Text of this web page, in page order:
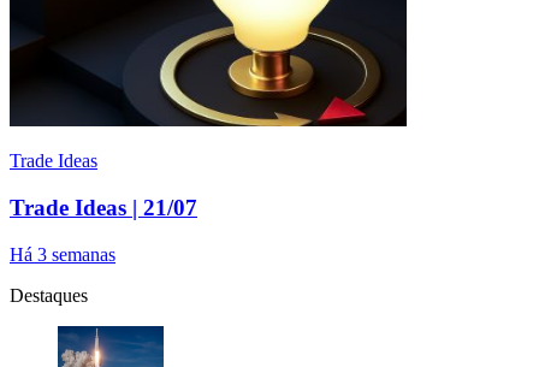
Trade Ideas
Trade Ideas | 21/07
Há 3 semanas
Destaques